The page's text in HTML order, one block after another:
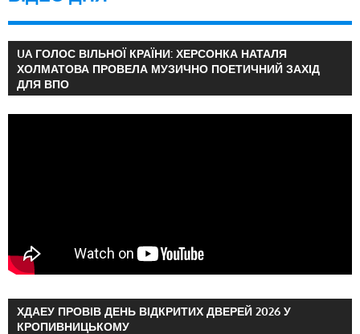
UA ГОЛОС ВІЛЬНОЇ КРАЇНИ: ХЕРСОНКА НАТАЛЯ
ХОЛМАТОВА ПРОВЕЛА МУЗИЧНО ПОЕТИЧНИЙ ЗАХІД
ДЛЯ ВПО
ХДАЕУ ПРОВІВ ДЕНЬ ВІДКРИТИХ ДВЕРЕЙ 2026 У
КРОПИВНИЦЬКОМУ